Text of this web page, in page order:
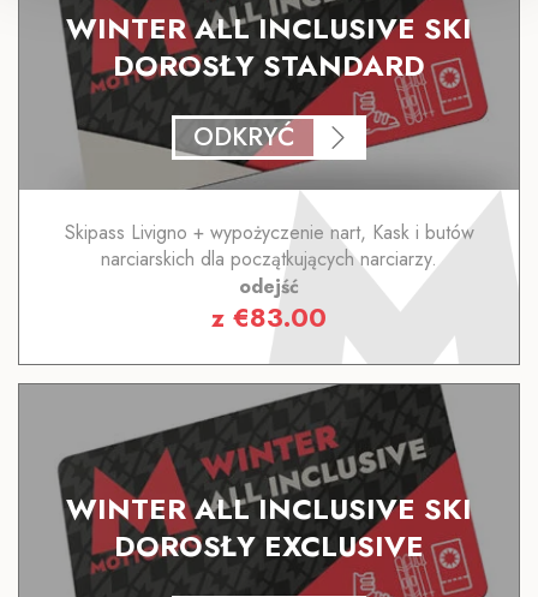
WINTER ALL INCLUSIVE SKI
DOROSŁY STANDARD
ODKRYĆ
Skipass Livigno + wypożyczenie nart, Kask i butów
narciarskich dla początkujących narciarzy.
odejść
z €83.00
WINTER ALL INCLUSIVE SKI
DOROSŁY EXCLUSIVE